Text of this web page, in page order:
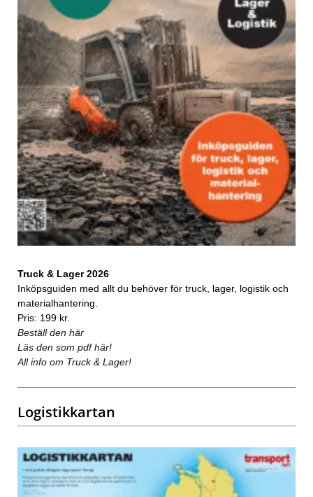
Truck & Lager 2026
Inköpsguiden med allt du behöver för truck, lager, logistik och
materialhantering.
Pris: 199 kr.
Beställ den här
Läs den som pdf här!
All info om Truck & Lager!
Logistikkartan